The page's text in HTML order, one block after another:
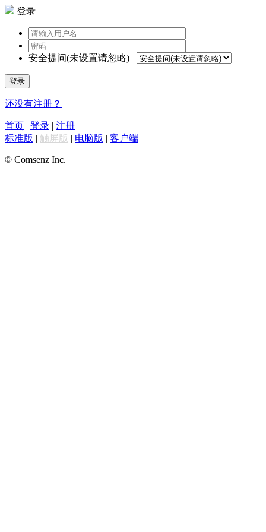
登录
安全提问(未设置请忽略)
登录
还没有注册？
首页 | 登录 | 注册
标准版 | 触屏版 | 电脑版 | 客户端
© Comsenz Inc.